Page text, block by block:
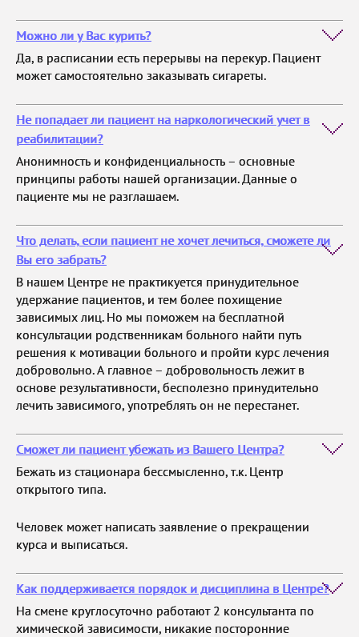
Можно ли у Вас курить?
Да, в расписании есть перерывы на перекур. Пациент
может самостоятельно заказывать сигареты.
Не попадает ли пациент на наркологический учет в
реабилитации?
Анонимность и конфиденциальность – основные
принципы работы нашей организации. Данные о
пациенте мы не разглашаем.
Что делать, если пациент не хочет лечиться, сможете ли
Вы его забрать?
В нашем Центре не практикуется принудительное
удержание пациентов, и тем более похищение
зависимых лиц. Но мы поможем на бесплатной
консультации родственникам больного найти путь
решения к мотивации больного и пройти курс лечения
добровольно. А главное – добровольность лежит в
основе результативности, бесполезно принудительно
лечить зависимого, употреблять он не перестанет.
Сможет ли пациент убежать из Вашего Центра?
Бежать из стационара бессмысленно, т.к. Центр
открытого типа.
Человек может написать заявление о прекращении
курса и выписаться.
Как поддерживается порядок и дисциплина в Центре?
На смене круглосуточно работают 2 консультанта по
химической зависимости, никакие посторонние